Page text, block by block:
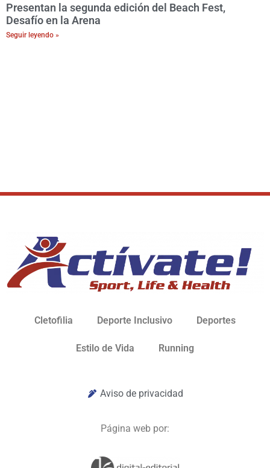
Presentan la segunda edición del Beach Fest,
Desafío en la Arena
Seguir leyendo »
Cletofilia Deporte Inclusivo Deportes
Estilo de Vida Running
Aviso de privacidad
Página web por: